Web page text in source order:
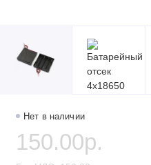
Нет в наличии
150.00р.